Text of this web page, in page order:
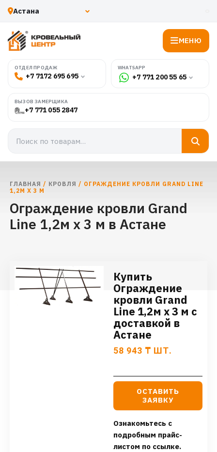
МЕНЮ
ОТДЕЛ ПРОДАЖ
+7 7172 695 695
WHATSAPP
+7 771 200 55 65
ВЫЗОВ ЗАМЕРЩИКА
+7 771 055 2847
ГЛАВНАЯ / КРОВЛЯ / ОГРАЖДЕНИЕ КРОВЛИ GRAND LINE
1,2М Х 3 М
Ограждение кровли Grand
Line 1,2м х 3 м в Астане
Купить
Ограждение
кровли Grand
Line 1,2м х 3 м с
доставкой в
Астане
58 943 ₸ ШТ.
ОСТАВИТЬ
ЗАЯВКУ
Ознакомьтесь с
подробным прайс-
листом по ссылке.